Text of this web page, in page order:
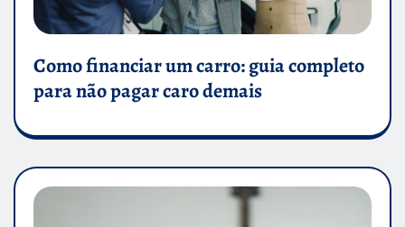
Como financiar um carro: guia completo
para não pagar caro demais